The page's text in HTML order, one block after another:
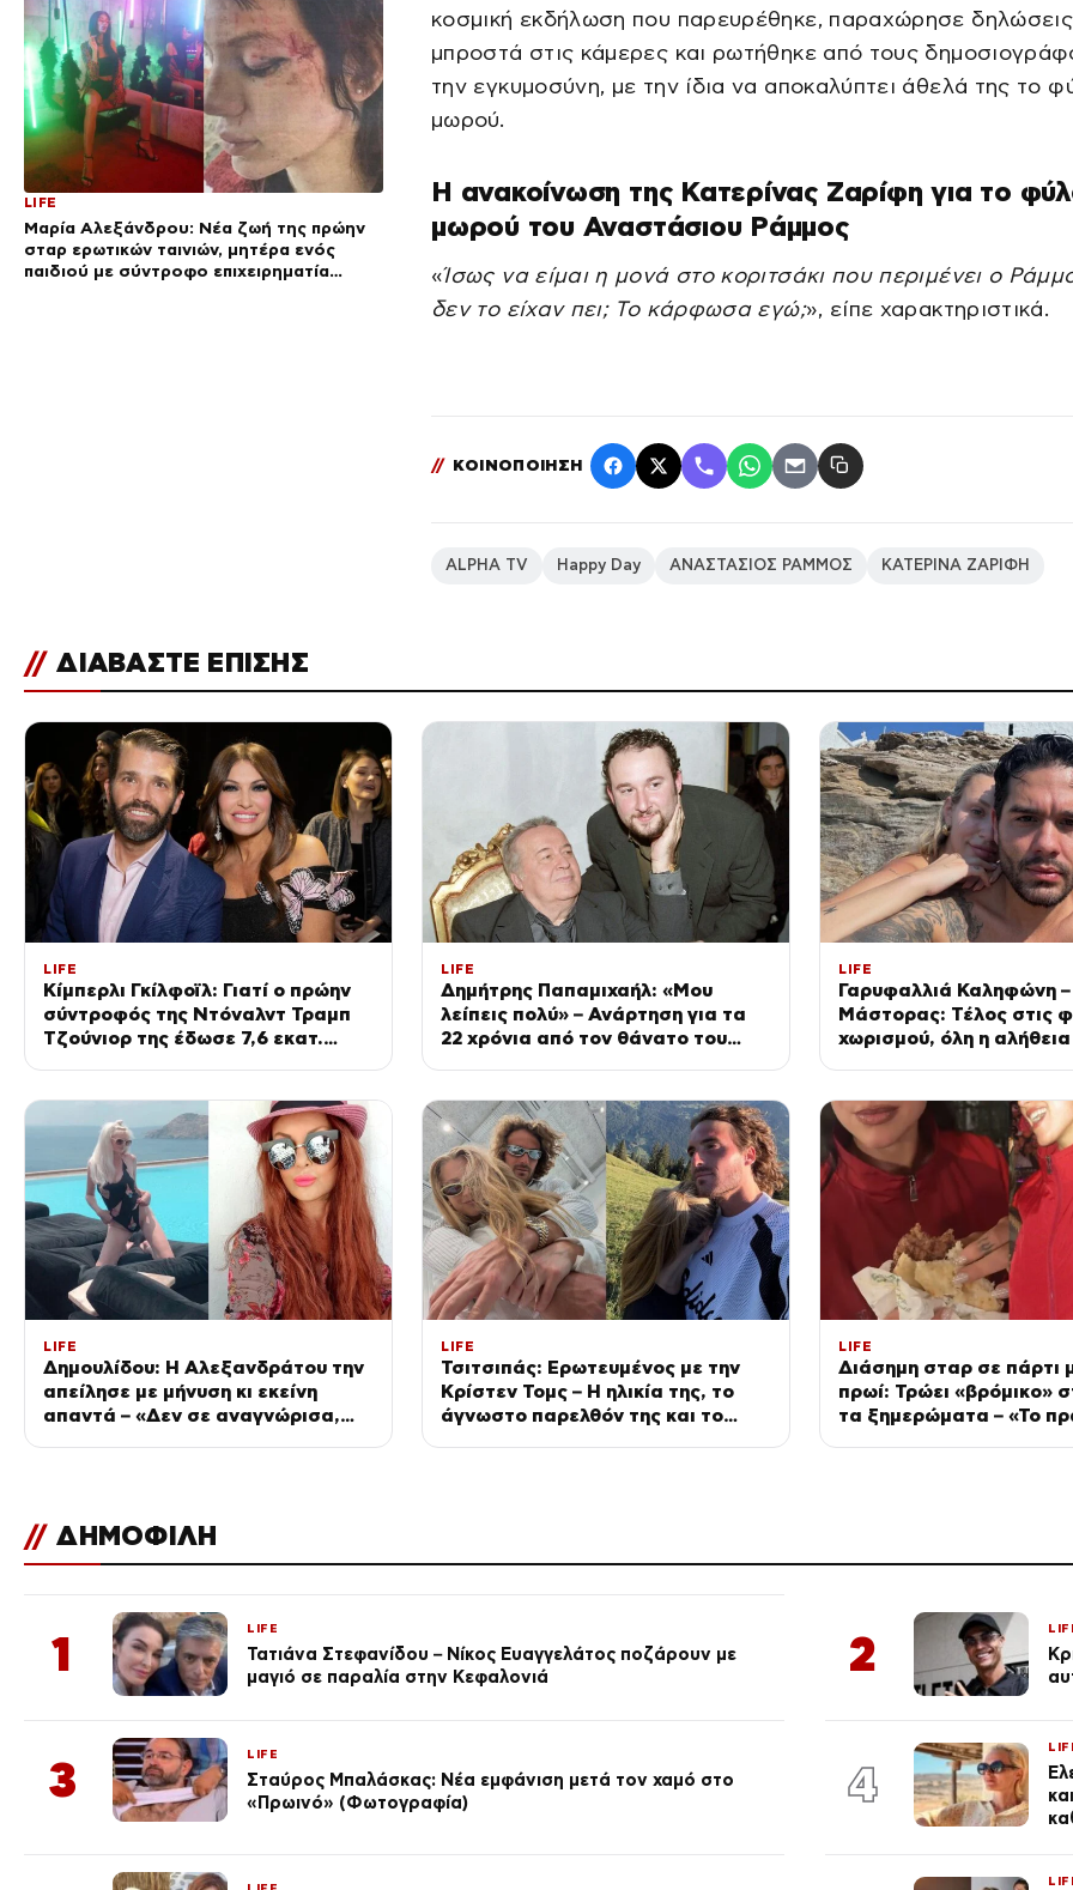
LIFE
Μαρία Αλεξάνδρου: Νέα ζωή της πρώην
σταρ ερωτικών ταινιών, μητέρα ενός
παιδιού με σύντροφο επιχειρηματία
κοσμική εκδήλωση που παρευρέθηκε, παραχώρησε δηλώσεις
μπροστά στις κάμερες και ρωτήθηκε από τους
την εγκυμοσύνη, με την ίδια να αποκαλύπτει άθελά της το
μωρού.
Η ανακοίνωση της Κατερίνας Ζαρίφη για το
μωρού του Αναστάσιου Ράμμος
«Ίσως να είμαι η μονά στο κοριτσάκι που περιμένει ο
δεν το είχαν πει; Το κάρφωσα εγώ;», είπε χαρακτηριστικά.
// ΚΟΙΝΟΠΟΙΗΣΗ
ALPHA TV Happy Day ΑΝΑΣΤΑΣΙΟΣ ΡΑΜΜΟΣ ΚΑΤΕΡΙΝΑ ΖΑΡΙΦΗ
// ΔΙΑΒΑΣΤΕ ΕΠΙΣΗΣ
LIFE
Κίμπερλι Γκίλφοϊλ: Γιατί ο πρώην
σύντροφός της Ντόναλντ Τραμπ
Τζούνιορ της έδωσε 7,6 εκατ.
LIFE
Δημήτρης Παπαμιχαήλ: «Μου
λείπεις πολύ» – Ανάρτηση για τα
22 χρόνια από τον θάνατο του
LIFE
Γαρυφαλλιά Καληφώνη
Μάστορας: Τέλος στις
χωρισμού, όλη η αλήθεια
LIFE
Δημουλίδου: Η Αλεξανδράτου την
απείλησε με μήνυση κι εκείνη
απαντά – «Δεν σε αναγνώρισα,
LIFE
Τσιτσιπάς: Ερωτευμένος με την
Κρίστεν Τομς – Η ηλικία της, το
άγνωστο παρελθόν της και το
LIFE
Διάσημη σταρ σε πάρτι
πρωί: Τρώει «βρόμικο»
τα ξημερώματα – «Το
// ΔΗΜΟΦΙΛΗ
1 LIFE
Τατιάνα Στεφανίδου – Νίκος Ευαγγελάτος ποζάρουν με
μαγιό σε παραλία στην Κεφαλονιά
2
3 LIFE
Σταύρος Μπαλάσκας: Νέα εμφάνιση μετά τον χαμό στο
«Πρωινό» (Φωτογραφία)
4